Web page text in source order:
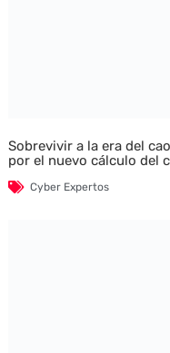
Sobrevivir a la era del
por el nuevo cálculo del
Cyber Expertos